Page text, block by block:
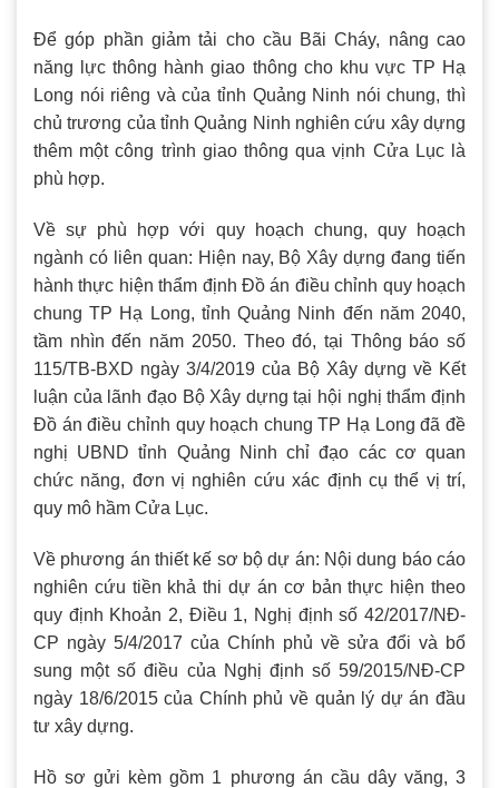
Để góp phần giảm tải cho cầu Bãi Cháy, nâng cao
năng lực thông hành giao thông cho khu vực TP Hạ
Long nói riêng và của tỉnh Quảng Ninh nói chung, thì
chủ trương của tỉnh Quảng Ninh nghiên cứu xây dựng
thêm một công trình giao thông qua vịnh Cửa Lục là
phù hợp.
Về sự phù hợp với quy hoạch chung, quy hoạch
ngành có liên quan: Hiện nay, Bộ Xây dựng đang tiến
hành thực hiện thẩm định Đồ án điều chỉnh quy hoạch
chung TP Hạ Long, tỉnh Quảng Ninh đến năm 2040,
tầm nhìn đến năm 2050. Theo đó, tại Thông báo số
115/TB-BXD ngày 3/4/2019 của Bộ Xây dựng về Kết
luận của lãnh đạo Bộ Xây dựng tại hội nghị thẩm định
Đồ án điều chỉnh quy hoạch chung TP Hạ Long đã đề
nghị UBND tỉnh Quảng Ninh chỉ đạo các cơ quan
chức năng, đơn vị nghiên cứu xác định cụ thể vị trí,
quy mô hầm Cửa Lục.
Về phương án thiết kế sơ bộ dự án: Nội dung báo cáo
nghiên cứu tiền khả thi dự án cơ bản thực hiện theo
quy định Khoản 2, Điều 1, Nghị định số 42/2017/NĐ-
CP ngày 5/4/2017 của Chính phủ về sửa đổi và bổ
sung một số điều của Nghị định số 59/2015/NĐ-CP
ngày 18/6/2015 của Chính phủ về quản lý dự án đầu
tư xây dựng.
Hồ sơ gửi kèm gồm 1 phương án cầu dây văng, 3